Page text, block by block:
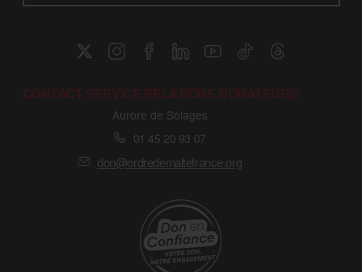
CONTACT SERVICE RELATIONS DONATEURS
Aurore de Solages
01 45 20 93 07
don@ordredemaltefrance.org